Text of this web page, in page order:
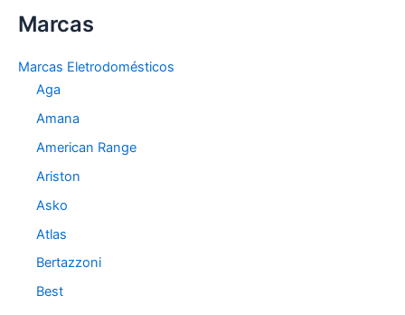
e
r
Marcas
Marcas Eletrodomésticos
Aga
Amana
American Range
Ariston
Asko
Atlas
Bertazzoni
Best